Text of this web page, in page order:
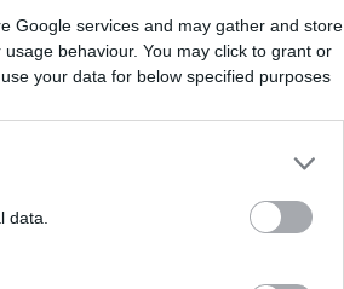
Google services and may gather and store
behaviour. You may click to grant or
your data for below specified purposes
data.